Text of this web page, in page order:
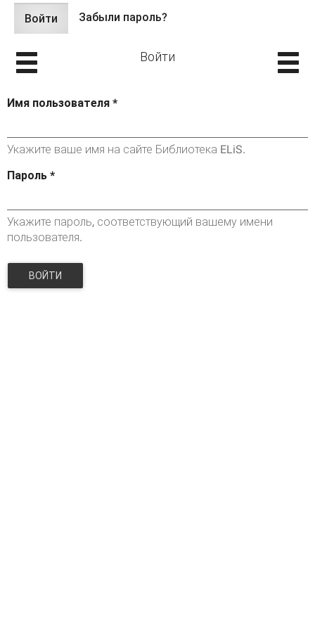
Главные вкладки
Войти (активная
вкладка)
Забыли пароль?
Войти
Имя пользователя *
Укажите ваше имя на сайте Библиотека ELiS.
Пароль *
Укажите пароль, соответствующий вашему имени
пользователя.
ВОЙТИ